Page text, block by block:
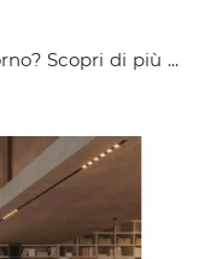
Vuoi riammodernare la zona giorno? Scopri di più sulle librerie classiche a muro e arreda i tuoi spazi con il modello Libreria LV716.